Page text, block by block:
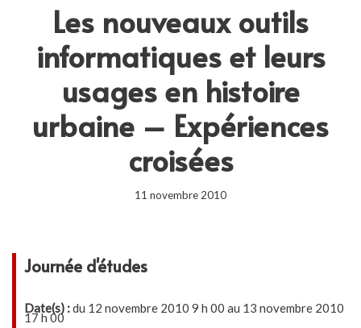
Les nouveaux outils
informatiques et leurs
usages en histoire
urbaine – Expériences
croisées
11 novembre 2010
Journée d'études
Date(s) :du 12 novembre 2010 9 h 00 au 13 novembre 2010
17 h 00